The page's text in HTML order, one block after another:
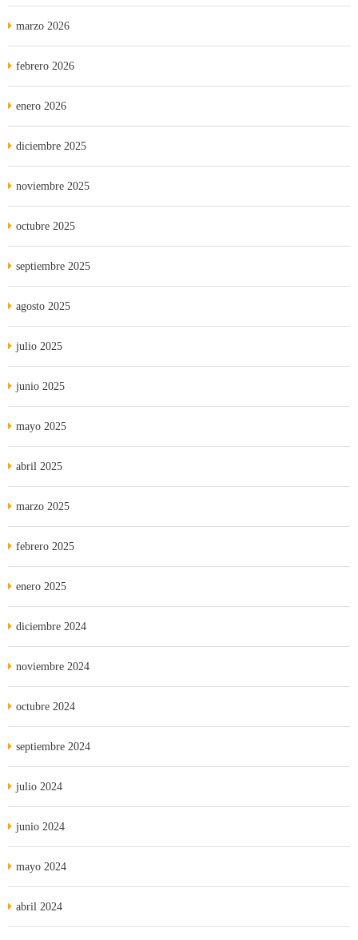
marzo 2026
febrero 2026
enero 2026
diciembre 2025
noviembre 2025
octubre 2025
septiembre 2025
agosto 2025
julio 2025
junio 2025
mayo 2025
abril 2025
marzo 2025
febrero 2025
enero 2025
diciembre 2024
noviembre 2024
octubre 2024
septiembre 2024
julio 2024
junio 2024
mayo 2024
abril 2024